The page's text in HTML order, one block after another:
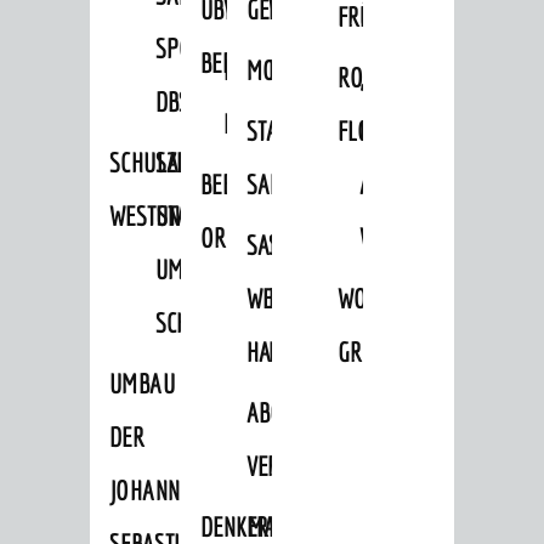
SPORTHALLE
DBS
SCHULZENTRUM
WESTSTADT
SANIERUNG-
UND
UMBAUMASSNAHME S
CHLOSS
UMBAU
DER
JOHANN-
ÜBER
BEBAUUNGSPLÄNE
VERFAHREN
BEBAUUNGSPLÄNE
KERNSTADT
BEBAUUNGSPLÄNE
ORTSTEILE
EINZELHANDELSKONZEPT
MOBILFUNKKONZEPT
LÄRMAKTIONSPLAN
STADTERNEUERUNG/-
SANIERUNG
SANIERUNG
WESTLICH
HAUPTBAHNHOF
SANIERUNGSGEBIET
HILDEBRANDSCHE
MÜHLE
ABGESCHLOSSENE
VERFAHREN
DENKMALSCHUTZ
ERHALTUNGSSATZUNGEN
FRÜHLING
HERBST
RODENSTEINER
FLOHMARKT
„WOINEM
LIVE“
AM
WINDECKPLATZ
WOCHENMARKT
GROOVE
FREIZEIT
Veranstaltungskalender
Jährliche Veranstaltungen
Kultureinrichtungen
sehenswert
Ausflugsziele
Tourist Information
Shopping
ENTWICKLUNG